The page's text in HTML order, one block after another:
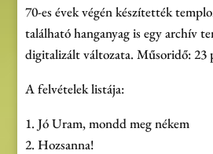
70-es évek végén készítették
található hanganyag is egy archív
digitalizált változata. Műsoridő: 23
A felvételek listája:
1. Jó Uram, mondd meg nékem
2. Hozsanna!